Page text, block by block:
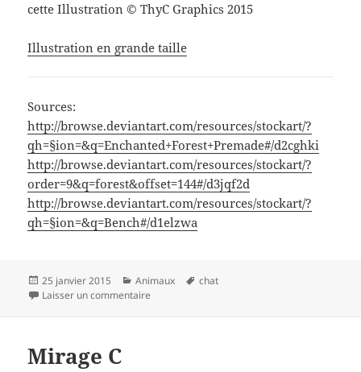
cette Illustration © ThyC Graphics 2015
Illustration en grande taille
Sources:
http://browse.deviantart.com/resources/stockart/?
qh=§ion=&q=Enchanted+Forest+Premade#/d2cghki
http://browse.deviantart.com/resources/stockart/?
order=9&q=forest&offset=144#/d3jqf2d
http://browse.deviantart.com/resources/stockart/?
qh=§ion=&q=Bench#/d1elzwa
Publié
le
25 janvier 2015 Catégories
Animaux
Mots-
chat
Laisser un commentaire
Mirage C